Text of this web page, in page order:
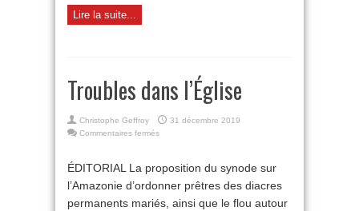
Lire la suite...
Troubles dans l’Église
Christophe Geffroy
31 décembre 2019
Commentaires ferméssur
l’Église
ÉDITORIAL La proposition du synode sur
l’Amazonie d’ordonner prêtres des diacres
permanents mariés, ainsi que le flou autour